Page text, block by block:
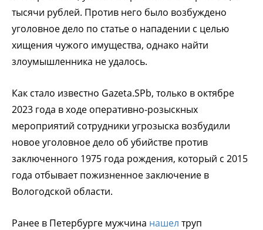
тысячи рублей. Против него было возбуждено
уголовное дело по статье о нападении с целью
хищения чужого имущества, однако найти
злоумышленника не удалось.
Как стало известно Gazeta.SPb, только в октябре
2023 года в ходе оперативно-розыскных
мероприятий сотрудники угрозыска возбудили
новое уголовное дело об убийстве против
заключенного 1975 года рождения, который с 2015
года отбывает пожизненное заключение в
Вологодской области.
Ранее в Петербурге мужчина нашел труп